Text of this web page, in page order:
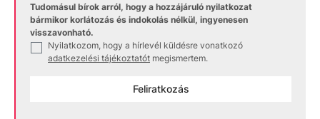
Tudomásul bírok arról, hogy a hozzájáruló nyilatkozat
bármikor korlátozás és indokolás nélkül, ingyenesen
visszavonható.
Nyilatkozom, hogy a hírlevél küldésre vonatkozó
adatkezelési tájékoztatót megismertem.
Feliratkozás